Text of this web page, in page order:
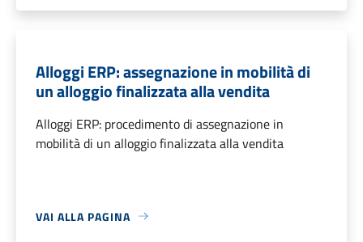
Alloggi ERP: assegnazione in mobilità di
un alloggio finalizzata alla vendita
Alloggi ERP: procedimento di assegnazione in
mobilità di un alloggio finalizzata alla vendita
VAI ALLA PAGINA